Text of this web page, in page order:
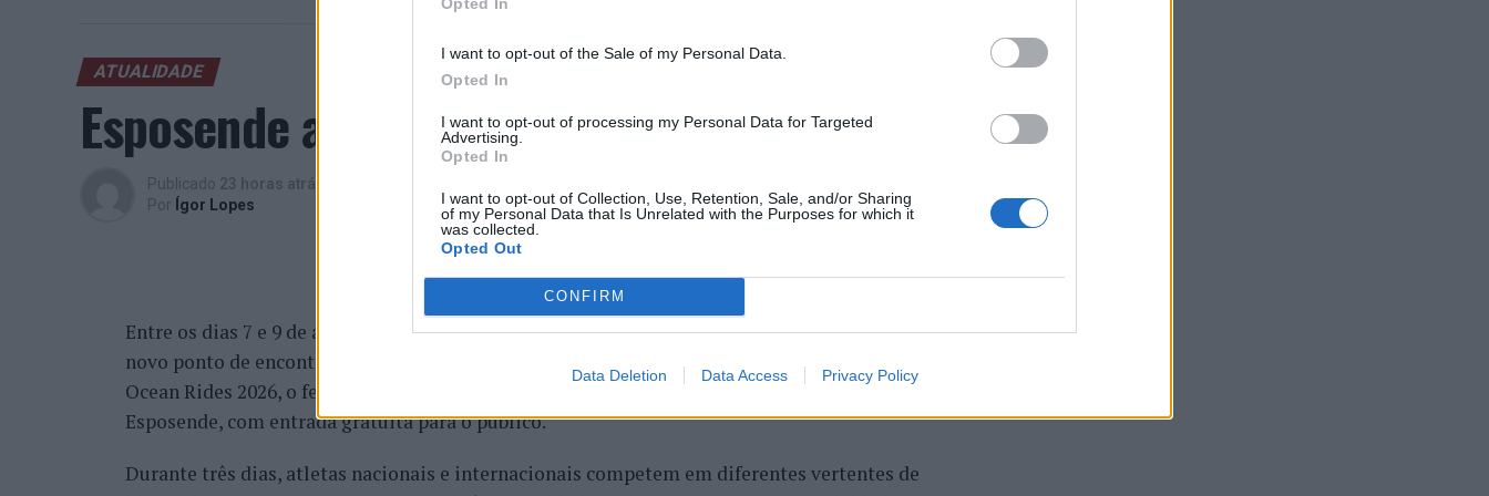
I want to opt-out of the Sale of my Personal Data.
Opted In
I want to opt-out of processing my Personal Data for Targeted
Advertising.
Opted In
I want to opt-out of Collection, Use, Retention, Sale, and/or Sharing
of my Personal Data that Is Unrelated with the Purposes for which it
was collected.
Opted Out
CONFIRM
Data Deletion Data Access Privacy Policy
ATUALIDADE
Esposende acolhe festival de kitesurf
Publicado 23 horas atrás
Por Ígor Lopes
Entre os dias 7 e 9 de agosto, a primeira edição do Esposende Nortada Kite Fest vai ser o
novo ponto de encontro para os desportos de vento e do mar. Integrado no circuito Nortada
Ocean Rides 2026, o festival decorre entre a foz do rio Cávado e o Parque Radical de
Esposende, com entrada gratuita para o público.
Durante três dias, atletas nacionais e internacionais competem em diferentes vertentes de